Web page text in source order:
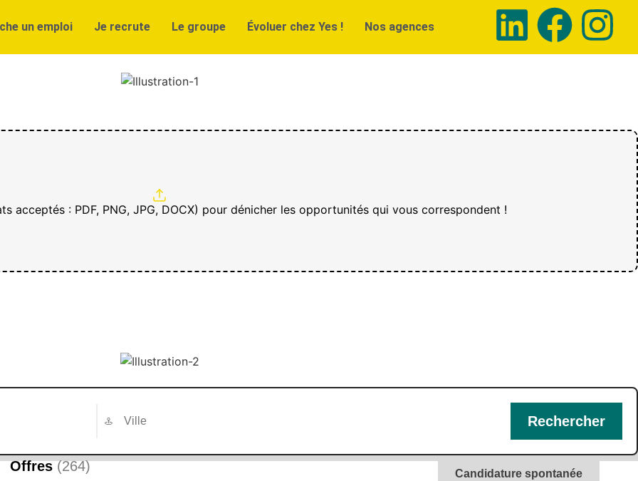
un emploi Je recrute Le groupe Évoluer chez Yes ! Nos agences
acceptés : PDF, PNG, JPG, DOCX) pour dénicher les opportunités qui vous correspondent !
Offres(264) Candidature spontanée